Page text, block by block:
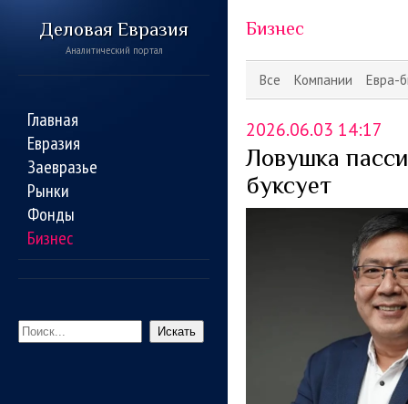
Деловая Евразия
Аналитический портал
Главная
Евразия
Заевразье
Рынки
Фонды
Бизнес
Искать
Все Компании Евра-
Бизнес
2026.06.03 14:17
Ловушка
буксует